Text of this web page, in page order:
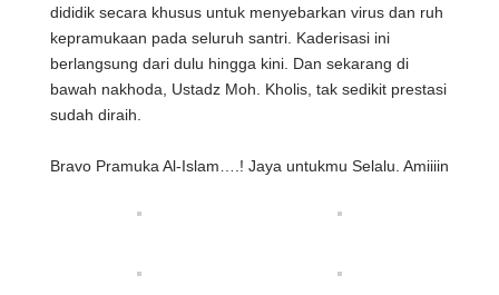
dididik secara khusus untuk menyebarkan virus dan ruh
kepramukaan pada seluruh santri. Kaderisasi ini
berlangsung dari dulu hingga kini. Dan sekarang di
bawah nakhoda, Ustadz Moh. Kholis, tak sedikit prestasi
sudah diraih.
Bravo Pramuka Al-Islam….! Jaya untukmu Selalu. Amiiiin